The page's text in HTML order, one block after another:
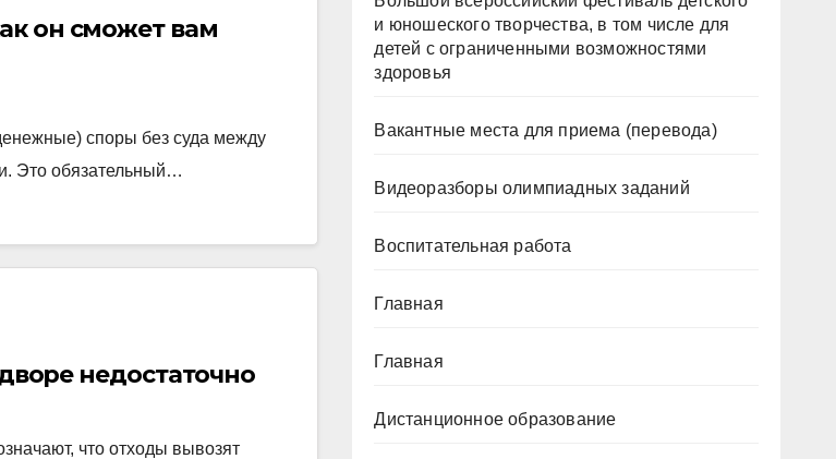
он сможет вам
споры без суда между
Это обязательный…
недостаточно
что отходы вывозят
и юношеского творчества, в том числе для
детей с ограниченными возможностями
здоровья
Вакантные места для приема (перевода)
Видеоразборы олимпиадных заданий
Воспитательная работа
Главная
Главная
Дистанционное образование